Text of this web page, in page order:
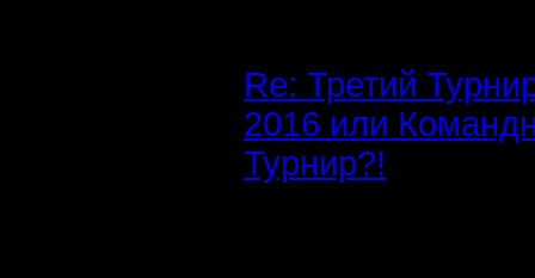
Re: Третий
2016 или
Турнир?!